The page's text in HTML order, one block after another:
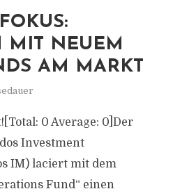
MIT NEUEM
AM MARKT
0 Average: 0]Der
Investment
IM) laciert mit dem
Fund“ einen